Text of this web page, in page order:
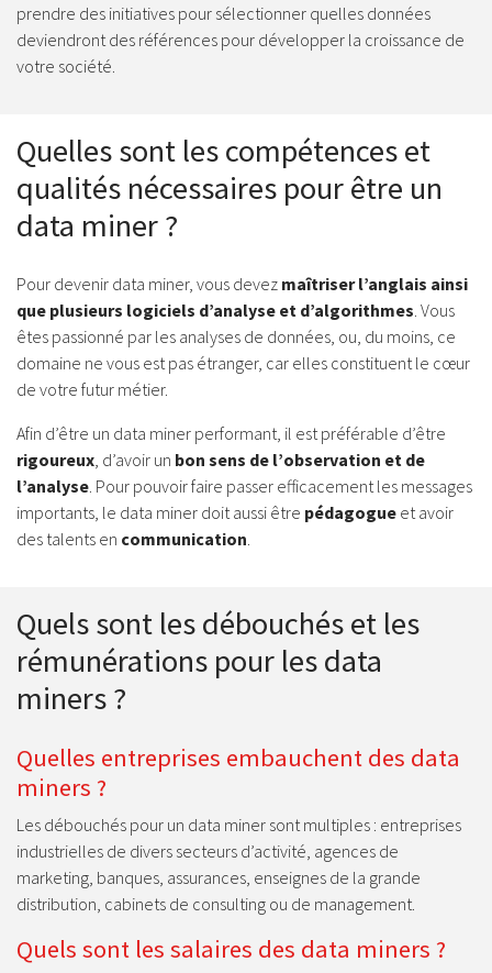
prendre des initiatives pour sélectionner quelles données
deviendront des références pour développer la croissance de
votre société.
Quelles sont les compétences et
qualités nécessaires pour être un
data miner ?
Pour devenir data miner, vous devez maîtriser l’anglais ainsi
que plusieurs logiciels d’analyse et d’algorithmes . Vous
êtes passionné par les analyses de données, ou, du moins, ce
domaine ne vous est pas étranger, car elles constituent le cœur
de votre futur métier.
Afin d’être un data miner performant, il est préférable d’être
rigoureux , d’avoir un bon sens de l’observation et de
l’analyse . Pour pouvoir faire passer efficacement les messages
importants, le data miner doit aussi être pédagogue et avoir
des talents en communication
Quels sont les débouchés et les
rémunérations pour les data
miners ?
Quelles entreprises embauchent des data
miners ?
Les débouchés pour un data miner sont multiples : entreprises
industrielles de divers secteurs d’activité, agences de
marketing, banques, assurances, enseignes de la grande
distribution, cabinets de consulting ou de management.
Quels sont les salaires des data miners ?